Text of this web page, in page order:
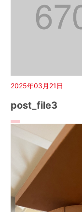
2025年03月21日
post_file3